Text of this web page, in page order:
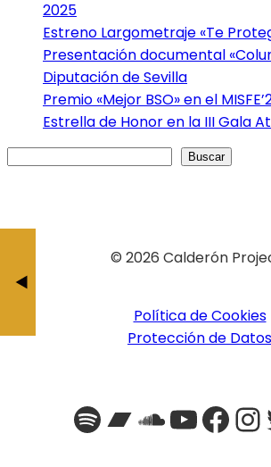
2025
Estreno Largometraje «Te
Presentación documental
Diputación de Sevilla
Premio «Mejor BSO» en el
Estrella de Honor en la III Gala
Buscar
© 2026 Calderón
Política de Cookies
Protección de Datos
Spotify
«Un Mundo Violento»